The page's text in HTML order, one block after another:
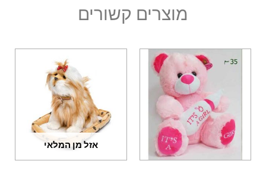
מוצרים קשורים
אזל מן המלאי